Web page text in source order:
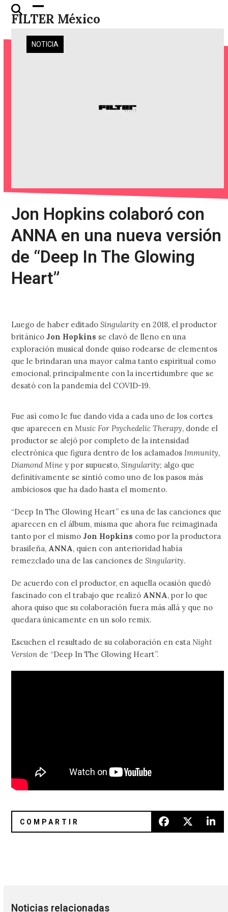
Skip
FILTER México
Open
mobile
menu
Close
mobile
menu
NOTICIA
Jon Hopkins colaboró con
ANNA en una nueva versión
de “Deep In The Glowing
Heart”
Luego de haber editadoSingularity en 2018, el productor
británico Jon Hopkins se clavó de lleno en una
exploración musical donde quiso rodearse de elementos
que le brindaran una mayor calma tanto espiritual como
emocional, principalmente con la incertidumbre que se
desató con la pandemia del COVID-19.
Fue así como le fue dando vida a cada uno de los cortes
que aparecen en Music For Psychedelic Therapy, donde el
productor se alejó por completo de la intensidad
electrónica que figura dentro de los aclamados Immunity,
Diamond Mine y por supuesto,Singularity; algo que
definitivamente se sintió como uno de los pasos más
ambiciosos que ha dado hasta el momento.
“Deep In The Glowing Heart” es una de las canciones que
aparecen en el álbum, misma que ahora fue reimaginada
tanto por el mismo Jon Hopkins como por la productora
brasileña, ANNA, quien con anterioridad había
remezclado una de las canciones de Singularity.
De acuerdo con el productor, en aquella ocasión quedó
fascinado con el trabajo que realizó ANNA, por lo que
ahora quiso que su colaboración fuera más allá y que no
quedara únicamente en un solo remix.
Escuchen el resultado de su colaboración en esta Night
Version de “Deep In The Glowing Heart”.
Noticias relacionadas